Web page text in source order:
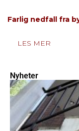
Farlig nedfall fra
LES MER
Nyheter